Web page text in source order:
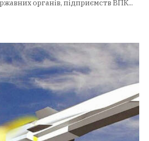
органів, підприємств ВПК...